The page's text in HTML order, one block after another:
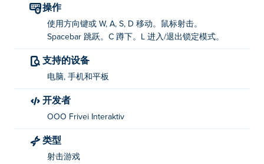
操作
使用方向键或 W, A, S, D 移动。鼠标射击。
Spacebar 跳跃。C 蹲下。L 进入/退出锁定模式。
支持的设备
电脑, 手机和平板
开发者
OOO Frivei Interaktiv
类型
射击游戏